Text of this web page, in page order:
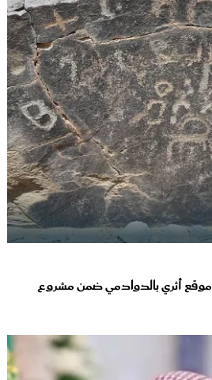
اكتشاف أكثر من 100 موقع أثري بالدوادمي ضمن مشروع